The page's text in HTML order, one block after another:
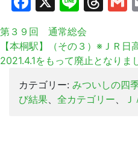
第３９回 通常総会
【本桐駅】（その３）※ＪＲ
2021.4.1をもって廃止となりま
カテゴリー: みついしの四
び結果
全カテゴリー